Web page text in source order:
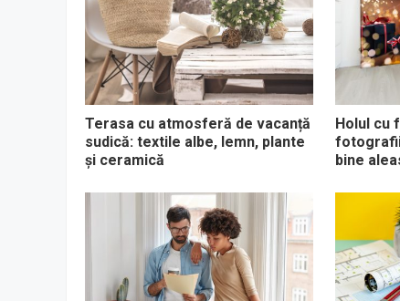
Terasa cu atmosferă de vacanță
sudică: textile albe, lemn, plante
și ceramică
Holul cu
bine